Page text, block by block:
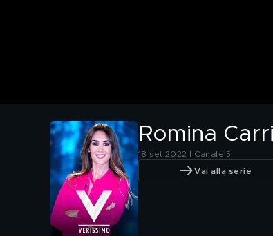
Romina
18 set 2022 | Canale 5
Vai alla serie